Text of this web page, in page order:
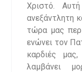
Χριστό.
ανεξάντλητη
τώρα μας
ενώνει τον
καρδιές
λαμβάνει